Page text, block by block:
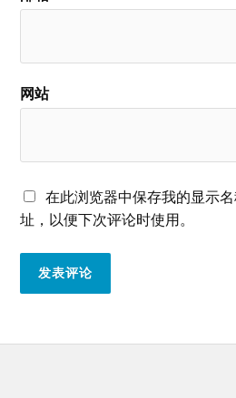
网站
在此浏览器中保存我的显示
址，以便下次评论时使用。